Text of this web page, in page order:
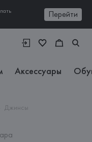
Перейти
Аксессуары
Джинсы